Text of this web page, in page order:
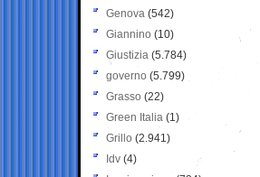
Genova (542)
Giannino (10)
Giustizia (5.784)
governo (5.799)
Grasso (22)
Green Italia (1)
Grillo (2.941)
Idv (4)